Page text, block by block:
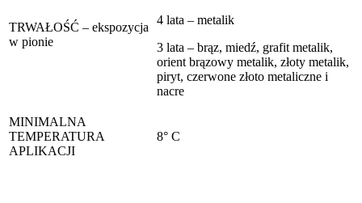
TRWAŁOŚĆ – ekspozycja
w pionie
4 lata – metalik
3 lata – brąz, miedź, grafit metalik,
orient brązowy metalik, złoty metalik,
piryt, czerwone złoto metaliczne i
nacre
MINIMALNA
TEMPERATURA
APLIKACJI
8° C